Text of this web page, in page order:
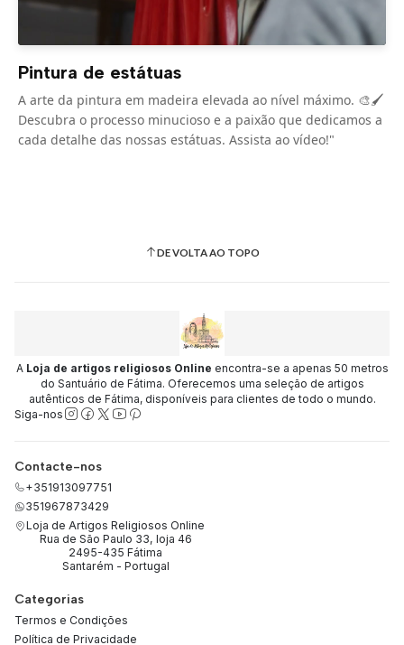
Pintura de estátuas
A arte da pintura em madeira elevada ao nível máximo. 🎨🖌️
Descubra o processo minucioso e a paixão que dedicamos a
cada detalhe das nossas estátuas. Assista ao vídeo!"
DE VOLTA AO TOPO
A Loja de artigos religiosos Online encontra-se a apenas 50 metros
do Santuário de Fátima. Oferecemos uma seleção de artigos
autênticos de Fátima, disponíveis para clientes de todo o mundo.
Siga-nos
Contacte-nos
+351913097751
351967873429
Loja de Artigos Religiosos Online
Rua de São Paulo 33, loja 46
2495-435 Fátima
Santarém - Portugal
Categorias
Termos e Condições
Política de Privacidade